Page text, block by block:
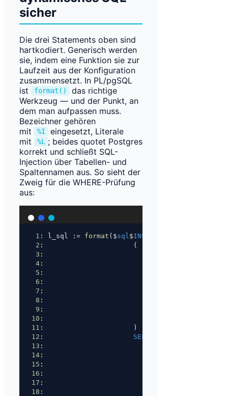
sicher
Die drei Statements oben sind
hartkodiert. Generisch werden
sie, indem eine Funktion sie zur
Laufzeit aus der Konfiguration
zusammensetzt. In PL/pgSQL
ist
format()
das richtige
Werkzeug — und der Punkt, an
dem man aufpassen muss.
Bezeichner gehören
mit
%I
eingesetzt, Literale
mit
%L ; beides quotet Postgres
korrekt und schließt SQL-
Injection über Tabellen- und
Spaltennamen aus. So sieht der
Zweig für die WHERE-Prüfung
aus:
1 : l_sql : = format ($sql $INSERT INTO
2 :                      (
3 :                          schema_name
4 :                         ,table_name
5 :                         ,id1_column
6 :                         ,id1_value
7 :                         ,error_column
8 :                         ,error_value
9 :                         ,severity
10 :                         ,
11 :                      )
12 : SELECT
13 :                          %
14 :                         ,%
15 :                         ,%
16 :                         ,T01.%
17 :                         ,%
18 :                         ,T01.%